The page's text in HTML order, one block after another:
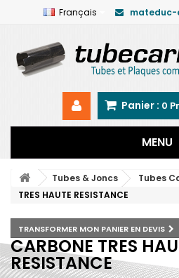
Français mateduc-
Panier : 0
MENU
Tubes & Joncs Tubes
TRES HAUTE RESISTANCE
TRANSFORMER MON PANIER EN DEVIS
CARBONE TRES
RESISTANCE